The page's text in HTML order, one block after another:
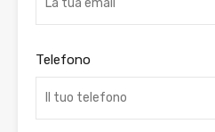
Telefono